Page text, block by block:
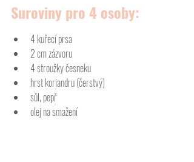
Suroviny pro 4 osoby:
4 kuřecí prsa
2 cm zázvoru
4 stroužky česneku
hrst koriandru (čerstvý)
sůl, pepř
olej na smažení